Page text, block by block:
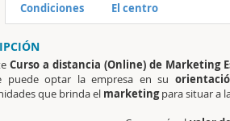
Condiciones El centro
Curso a distancia (Online) de Marketing
puede optar la empresa en su
que brinda el marketingpara situar a